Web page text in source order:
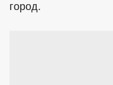
город.